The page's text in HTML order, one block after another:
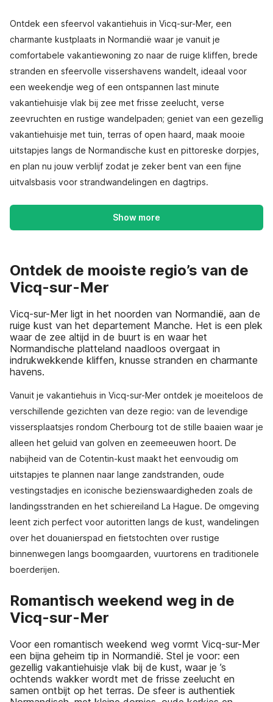
Ontdek een sfeervol vakantiehuis in Vicq-sur-Mer, een
charmante kustplaats in Normandië waar je vanuit je
comfortabele vakantiewoning zo naar de ruige kliffen, brede
stranden en sfeervolle vissershavens wandelt, ideaal voor
een weekendje weg of een ontspannen last minute
vakantiehuisje vlak bij zee met frisse zeelucht, verse
zeevruchten en rustige wandelpaden; geniet van een gezellig
vakantiehuisje met tuin, terras of open haard, maak mooie
uitstapjes langs de Normandische kust en pittoreske dorpjes,
en plan nu jouw verblijf zodat je zeker bent van een fijne
uitvalsbasis voor strandwandelingen en dagtrips.
Show more
Ontdek de mooiste regio’s van de
Vicq-sur-Mer
Vicq-sur-Mer ligt in het noorden van Normandië, aan de
ruige kust van het departement Manche. Het is een plek
waar de zee altijd in de buurt is en waar het
Normandische platteland naadloos overgaat in
indrukwekkende kliffen, knusse stranden en charmante
havens.
Vanuit je vakantiehuis in Vicq-sur-Mer ontdek je moeiteloos de
verschillende gezichten van deze regio: van de levendige
vissersplaatsjes rondom Cherbourg tot de stille baaien waar je
alleen het geluid van golven en zeemeeuwen hoort. De
nabijheid van de Cotentin-kust maakt het eenvoudig om
uitstapjes te plannen naar lange zandstranden, oude
vestingstadjes en iconische bezienswaardigheden zoals de
landingsstranden en het schiereiland La Hague. De omgeving
leent zich perfect voor autoritten langs de kust, wandelingen
over het douanierspad en fietstochten over rustige
binnenwegen langs boomgaarden, vuurtorens en traditionele
boerderijen.
Romantisch weekend weg in de
Vicq-sur-Mer
Voor een romantisch weekend weg vormt Vicq-sur-Mer
een bijna geheim tip in Normandië. Stel je voor: een
gezellig vakantiehuisje vlak bij de kust, waar je ’s
ochtends wakker wordt met de frisse zeelucht en
samen ontbijt op het terras. De sfeer is authentiek